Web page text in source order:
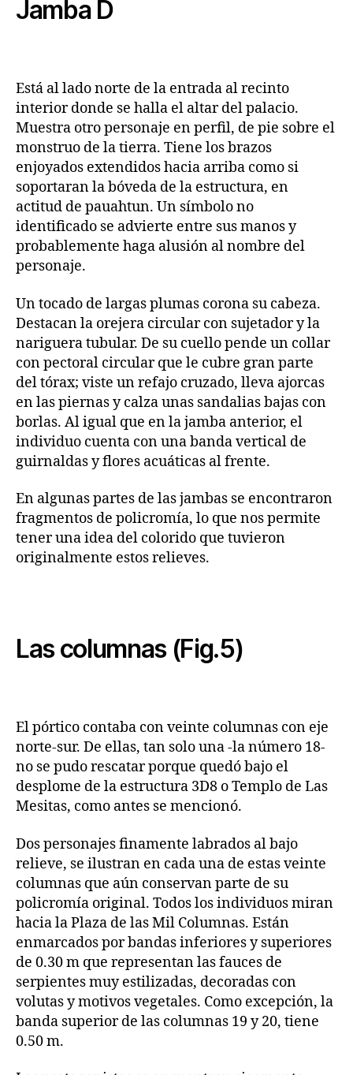
Jamba D
Está al lado norte de la entrada al recinto
interior donde se halla el altar del palacio.
Muestra otro personaje en perfil, de pie sobre el
monstruo de la tierra. Tiene los brazos
enjoyados extendidos hacia arriba como si
soportaran la bóveda de la estructura, en
actitud de pauahtun. Un símbolo no
identificado se advierte entre sus manos y
probablemente haga alusión al nombre del
personaje.
Un tocado de largas plumas corona su cabeza.
Destacan la orejera circular con sujetador y la
nariguera tubular. De su cuello pende un collar
con pectoral circular que le cubre gran parte
del tórax; viste un refajo cruzado, lleva ajorcas
en las piernas y calza unas sandalias bajas con
borlas. Al igual que en la jamba anterior, el
individuo cuenta con una banda vertical de
guirnaldas y flores acuáticas al frente.
En algunas partes de las jambas se encontraron
fragmentos de policromía, lo que nos permite
tener una idea del colorido que tuvieron
originalmente estos relieves.
Las columnas (Fig.5)
El pórtico contaba con veinte columnas con eje
norte-sur. De ellas, tan solo una -la número 18-
no se pudo rescatar porque quedó bajo el
desplome de la estructura 3D8 o Templo de Las
Mesitas, como antes se mencionó.
Dos personajes finamente labrados al bajo
relieve, se ilustran en cada una de estas veinte
columnas que aún conservan parte de su
policromía original. Todos los individuos miran
hacia la Plaza de las Mil Columnas. Están
enmarcados por bandas inferiores y superiores
de 0.30 m que representan las fauces de
serpientes muy estilizadas, decoradas con
volutas y motivos vegetales. Como excepción, la
banda superior de las columnas 19 y 20, tiene
0.50 m.